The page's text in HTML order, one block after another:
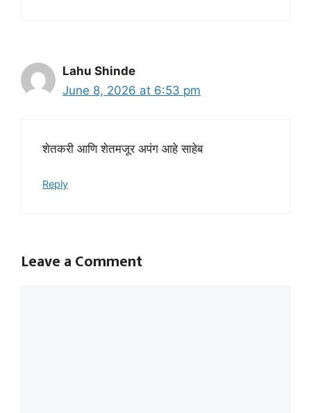
Lahu Shinde
June 8, 2026 at 6:53 pm
शेतकरी आणि शेतमजूर अपंग आहे साहेब
Reply
Leave a Comment